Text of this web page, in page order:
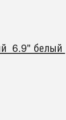
6.9" белый